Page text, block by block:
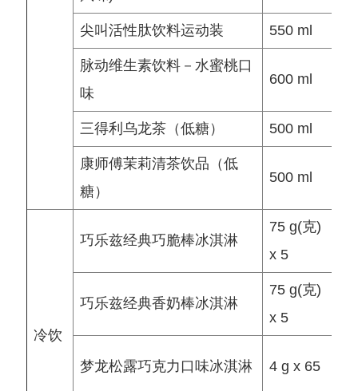
尖叫活性肽饮料运动装 550 ml
脉动维生素饮料－水蜜桃口
味
600 ml
三得利乌龙茶（低糖） 500 ml
康师傅茉莉清茶饮品（低
糖）
500 ml
冷饮
巧乐兹经典巧脆棒冰淇淋
75 g(克)
x 5
巧乐兹经典香奶棒冰淇淋
75 g(克)
x 5
梦龙松露巧克力口味冰淇淋 4 g x 65